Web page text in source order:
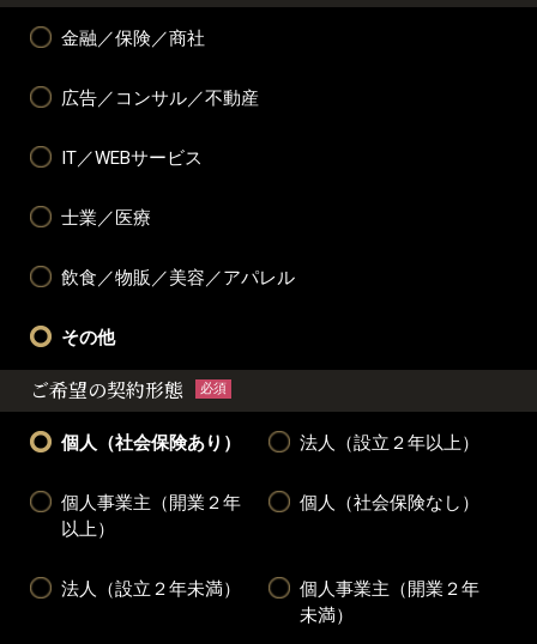
金融／保険／商社
広告／コンサル／不動産
IT／WEBサービス
士業／医療
飲食／物販／美容／アパレル
その他
ご希望の契約形態 必須
個人（社会保険あり） 法人（設立２年以上）
個人事業主（開業２年
以上）
個人（社会保険なし）
法人（設立２年未満）
個人事業主（開業２年
未満）